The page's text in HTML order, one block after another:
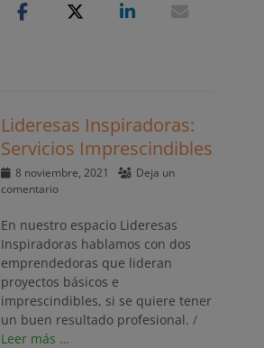
Lideresas Inspiradoras:
Servicios Imprescindibles
Publicado
el
8 noviembre, 2021
Deja un
comentario
En nuestro espacio Lideresas
Inspiradoras hablamos con dos
emprendedoras que lideran
proyectos básicos e
imprescindibles, si se quiere tener
un buen resultado profesional. /
Leer más …